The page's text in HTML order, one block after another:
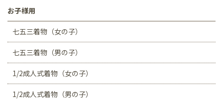
お子様用
七五三着物（女の子）
七五三着物（男の子）
1/2成人式着物（女の子）
1/2成人式着物（男の子）